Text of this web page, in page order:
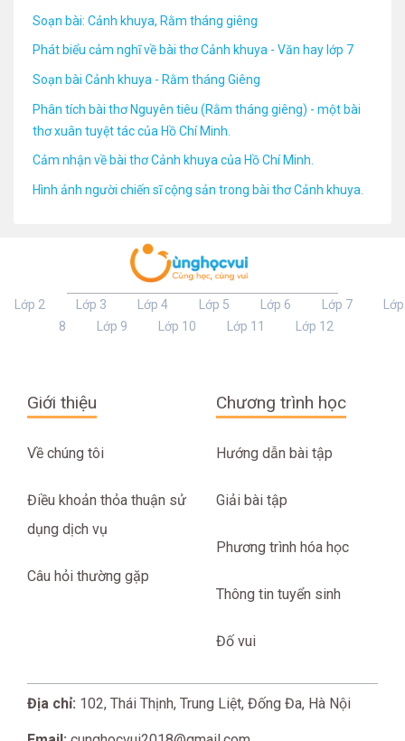
Soạn bài: Cảnh khuya, Rằm tháng giêng
Phát biểu cảm nghĩ về bài thơ Cảnh khuya - Văn hay lớp 7
Soạn bài Cảnh khuya - Rằm tháng Giêng
Phân tích bài thơ Nguyên tiêu (Rằm tháng giêng) - một bài
thơ xuân tuyệt tác của Hồ Chí Minh.
Cảm nhận về bài thơ Cảnh khuya của Hồ Chí Minh.
Hình ảnh người chiến sĩ cộng sản trong bài thơ Cảnh khuya.
Lớp 2 Lớp 3 Lớp 4 Lớp 5 Lớp 6 Lớp 7
Lớp
8
Lớp 9 Lớp 10 Lớp 11 Lớp 12
Giới thiệu
Về chúng tôi
Điều khoản thỏa thuận sử
dụng dịch vụ
Câu hỏi thường gặp
Chương trình học
Hướng dẫn bài tập
Giải bài tập
Phương trình hóa học
Thông tin tuyển sinh
Đố vui
Địa chỉ: 102, Thái Thịnh, Trung Liệt, Đống Đa, Hà Nội